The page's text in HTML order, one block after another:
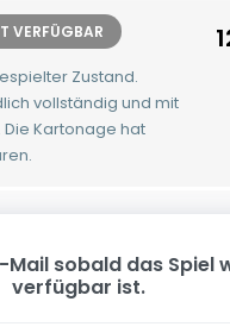
VERFÜGBAR
Zustand.
vollständig und mit
Kartonage hat
Mail sobald das Spiel
verfügbar ist.